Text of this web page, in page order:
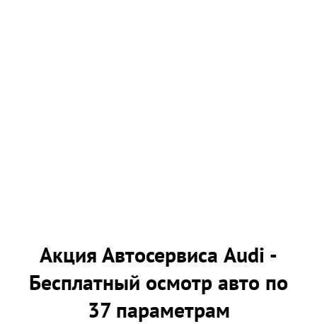
Акция Автосервиса Audi -
Бесплатный осмотр авто по
37 параметрам